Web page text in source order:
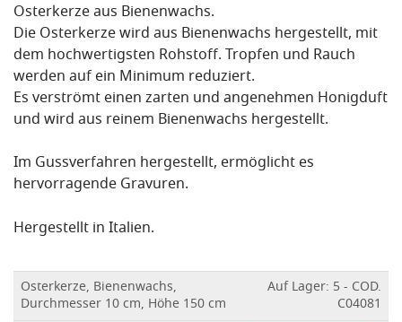
Osterkerze aus Bienenwachs.
Die Osterkerze wird aus Bienenwachs hergestellt, mit
dem hochwertigsten Rohstoff. Tropfen und Rauch
werden auf ein Minimum reduziert.
Es verströmt einen zarten und angenehmen Honigduft
und wird aus reinem Bienenwachs hergestellt.
Im Gussverfahren hergestellt, ermöglicht es
hervorragende Gravuren.
Hergestellt in Italien.
Osterkerze, Bienenwachs,
Durchmesser 10 cm, Höhe 150 cm
Auf Lager: 5 - COD.
C04081